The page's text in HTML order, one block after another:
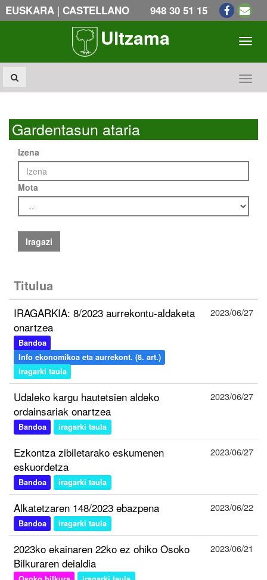
EUSKARA | CASTELLANO 948 30 51 15
Ultzama
Gardentasun ataria
Izena
Mota
Iragazi
Titulua
IRAGARKIA: 8/2023 aurrekontu-aldaketa
onartzea
Bandoa
Info ekonomikoa eta aurrekont. (8. art.)
iragarki taula
2023/06/27
Udaleko kargu hautetsien aldeko
ordainsariak onartzea
Bandoa iragarki taula
2023/06/27
Ezkontza zibiletarako eskumenen
eskuordetza
Bandoa iragarki taula
2023/06/27
Alkatetzaren 148/2023 ebazpena
Bandoa iragarki taula
2023/06/22
2023ko ekainaren 22ko ez ohiko Osoko
Bilkuraren deialdia
2023/06/21